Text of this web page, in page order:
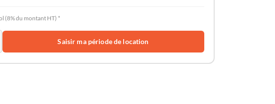
(8% du montant HT) *
Saisir ma période de location